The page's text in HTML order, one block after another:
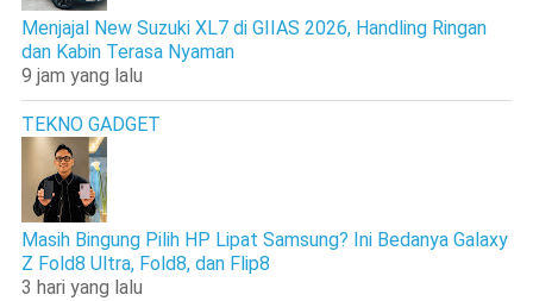
Menjajal New Suzuki XL7 di GIIAS 2026, Handling Ringan
dan Kabin Terasa Nyaman
9 jam yang lalu
TEKNO GADGET
Masih Bingung Pilih HP Lipat Samsung? Ini Bedanya Galaxy
Z Fold8 Ultra, Fold8, dan Flip8
3 hari yang lalu